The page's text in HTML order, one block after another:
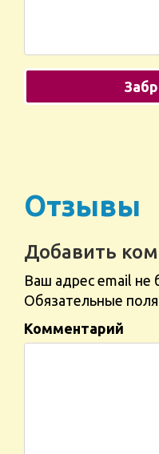
Отзывы
Добавить
Ваш адрес email не
Обязательные
Комментарий